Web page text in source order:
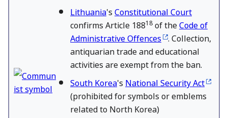
Lithuania'sConstitutional Court
confirms Article 18818of theCode of
Administrative Offences
. Collection,
antiquarian trade and educational
activities are exempt from the ban.
South Korea's National Security Act
(prohibited for symbols or emblems
related to North Korea)